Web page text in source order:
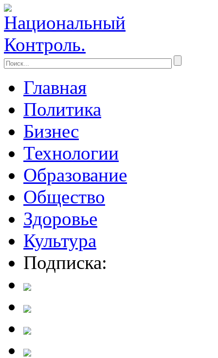
Главная
Политика
Бизнес
Технологии
Образование
Общество
Здоровье
Культура
Подписка: